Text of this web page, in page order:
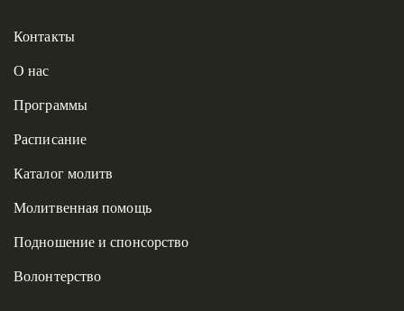
Контакты
О нас
Программы
Расписание
Каталог молитв
Молитвенная помощь
Подношение и спонсорство
Волонтерство